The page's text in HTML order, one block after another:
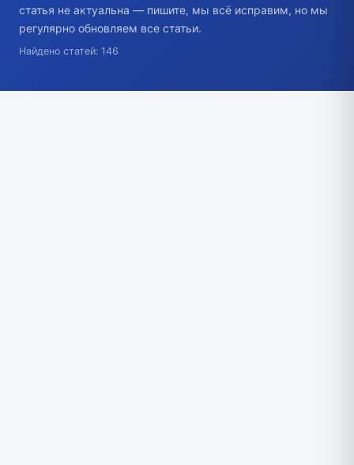
статья не актуальна — пишите, мы всё исправим, но мы
регулярно обновляем все статьи.
Найдено статей: 146